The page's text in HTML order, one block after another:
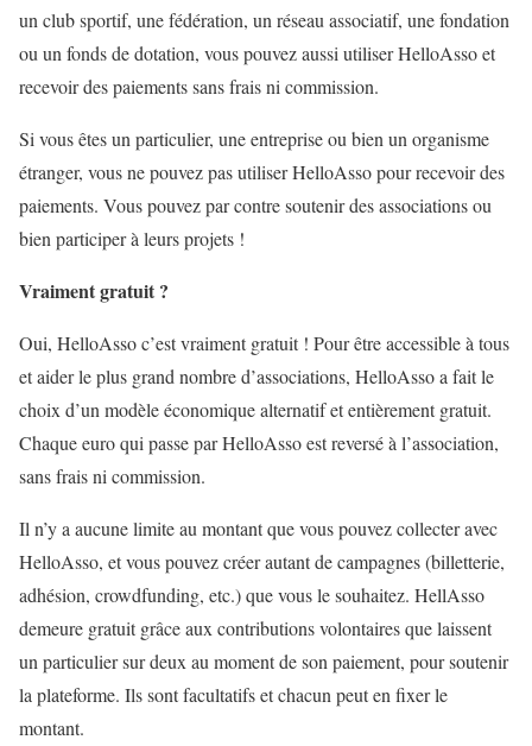
un club sportif, une fédération, un réseau associatif, une fondation
ou un fonds de dotation, vous pouvez aussi utiliser HelloAsso et
recevoir des paiements sans frais ni commission.
Si vous êtes un particulier, une entreprise ou bien un organisme
étranger, vous ne pouvez pas utiliser HelloAsso pour recevoir des
paiements. Vous pouvez par contre soutenir des associations ou
bien participer à leurs projets !
Vraiment gratuit ?
Oui, HelloAsso c’est vraiment gratuit ! Pour être accessible à tous
et aider le plus grand nombre d’associations, HelloAsso a fait le
choix d’un modèle économique alternatif et entièrement gratuit.
Chaque euro qui passe par HelloAsso est reversé à l’association,
sans frais ni commission.
Il n’y a aucune limite au montant que vous pouvez collecter avec
HelloAsso, et vous pouvez créer autant de campagnes (billetterie,
adhésion, crowdfunding, etc.) que vous le souhaitez. HellAsso
demeure gratuit grâce aux contributions volontaires que laissent
un particulier sur deux au moment de son paiement, pour soutenir
la plateforme. Ils sont facultatifs et chacun peut en fixer le
montant.